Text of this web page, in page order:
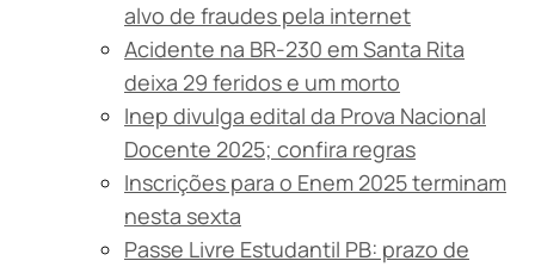
alvo de fraudes pela internet
Acidente na BR-230 em Santa Rita
deixa 29 feridos e um morto
Inep divulga edital da Prova Nacional
Docente 2025; confira regras
Inscrições para o Enem 2025 terminam
nesta sexta
Passe Livre Estudantil PB: prazo de